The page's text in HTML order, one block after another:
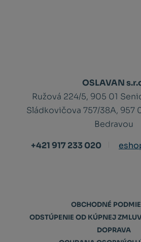
OSLAVAN
Ružová 224/5, 905 01
Sládkovičova 757/38A, 957
Bedravou
+421 917 233 020
OBCHODNÉ
ODSTÚPENIE OD KÚPNEJ
DOPRAVA